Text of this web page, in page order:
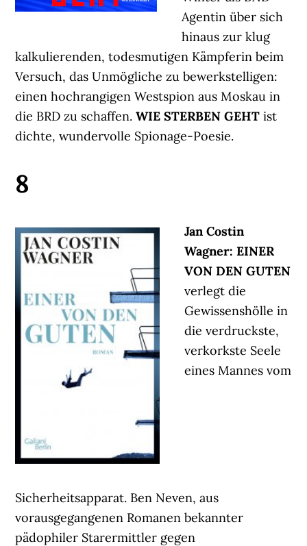
Agentin über sich
hinaus zur klug
kalkulierenden, todesmutigen Kämpferin beim
Versuch, das Unmögliche zu bewerkstelligen:
einen hochrangigen Westspion aus Moskau in
die BRD zu schaffen.WIE STERBEN GEHT ist
dichte, wundervolle Spionage-Poesie.
8
Jan Costin
Wagner: EINER
VON DEN GUTEN
verlegt die
Gewissenshölle in
die verdruckste,
verkorkste Seele
eines Mannes vom
Sicherheitsapparat. Ben Neven, aus
vorausgegangenen Romanen bekannter
pädophiler Starermittler gegen